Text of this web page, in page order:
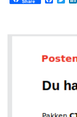
Share